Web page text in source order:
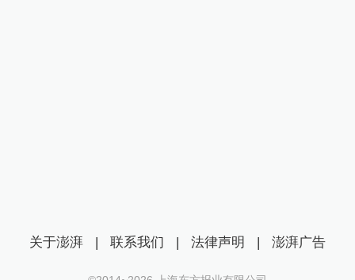
关于澎湃 | 联系我们 | 法律声明 | 澎湃广告